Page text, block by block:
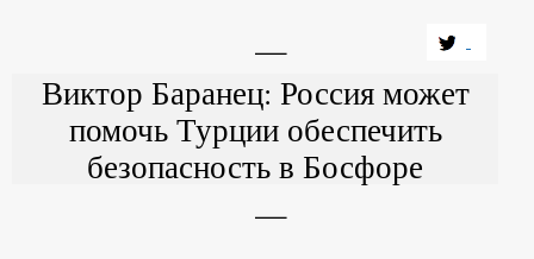
Виктор Баранец: Россия может
помочь Турции обеспечить
безопасность в Босфоре